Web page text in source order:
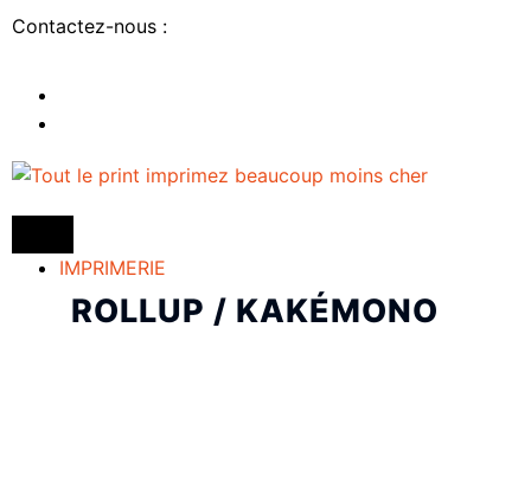
Contactez-nous :
IMPRIMERIE
ROLLUP / KAKÉMONO